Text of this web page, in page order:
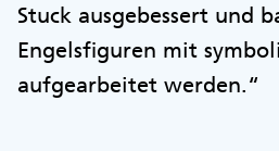
Stuck ausgebessert und
Engelsfiguren mit
aufgearbeitet werden.“